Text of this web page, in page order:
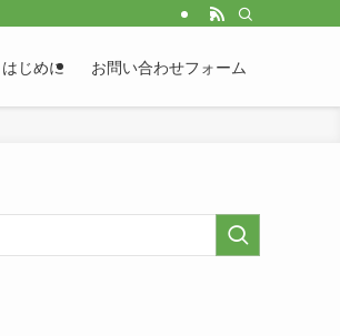
はじめに お問い合わせフォーム